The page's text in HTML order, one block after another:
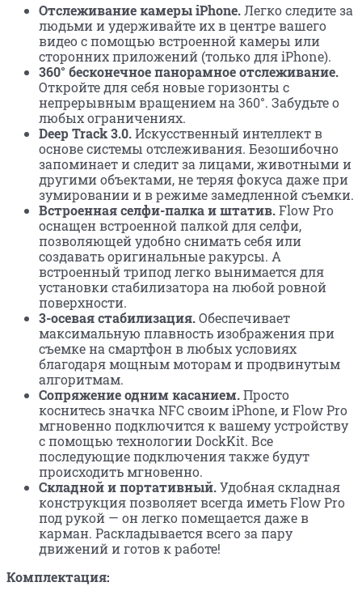
Отслеживание камеры iPhone.Легко следите за
людьми и удерживайте их в центре вашего
видео с помощью встроенной камеры или
сторонних приложений (только для iPhone).
360° бесконечное панорамное отслеживание.
Откройте для себя новые горизонты с
непрерывным вращением на 360°. Забудьте о
любых ограничениях.
Deep Track 3.0.Искусственный интеллект в
основе системы отслеживания. Безошибочно
запоминает и следит за лицами, животными и
другими объектами, не теряя фокуса даже при
зумировании и в режиме замедленной съемки.
Встроенная селфи-палка и штатив.Flow Pro
оснащен встроенной палкой для селфи,
позволяющей удобно снимать себя или
создавать оригинальные ракурсы. А
встроенный трипод легко вынимается для
установки стабилизатора на любой ровной
поверхности.
3-осевая стабилизация.Обеспечивает
максимальную плавность изображения при
съемке на смартфон в любых условиях
благодаря мощным моторам и продвинутым
алгоритмам.
Сопряжение одним касанием.Просто
коснитесь значка NFC своим iPhone, и Flow Pro
мгновенно подключится к вашему устройству
с помощью технологии DockKit. Все
последующие подключения также будут
происходить мгновенно.
Складной и портативный.Удобная складная
конструкция позволяет всегда иметь Flow Pro
под рукой — он легко помещается даже в
карман. Раскладывается всего за пару
движений и готов к работе!
Комплектация: